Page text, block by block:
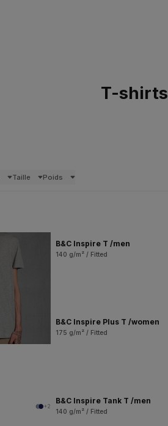
T-shirts
Taille Poids
B&C Inspire T /men
140 g/m² / Fitted
B&C Inspire Plus T /women
175 g/m² / Fitted
+2
B&C Inspire Tank T /men
140 g/m² / Fitted